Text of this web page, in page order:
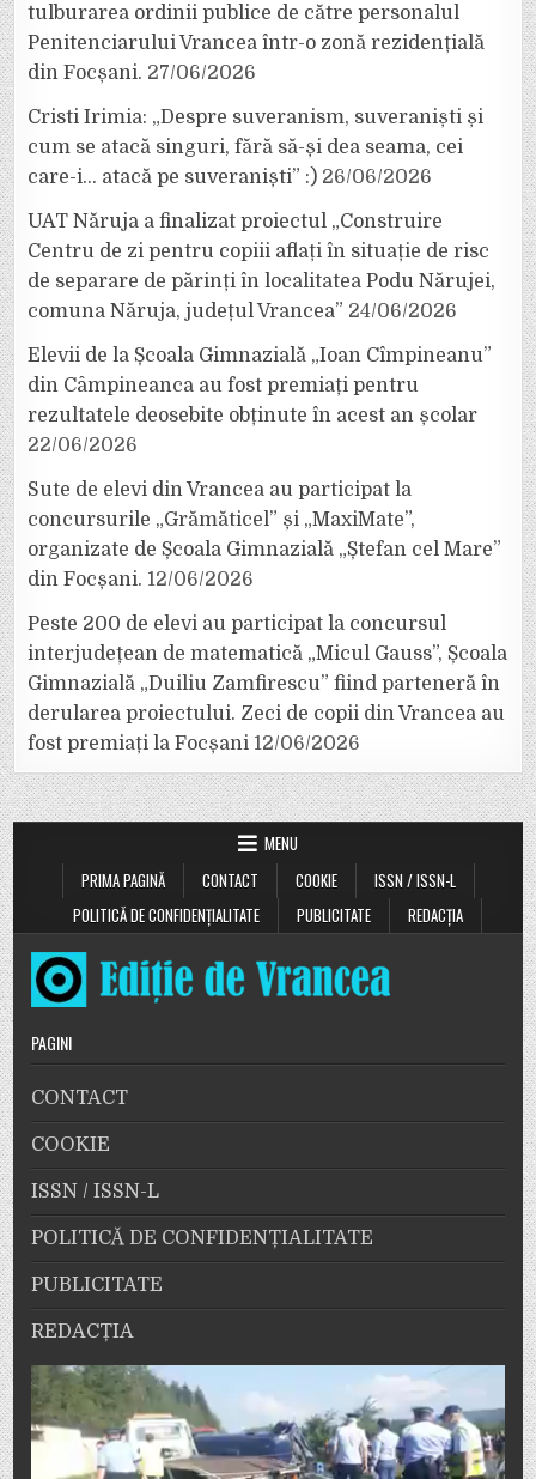
tulburarea ordinii publice de către personalul
Penitenciarului Vrancea într-o zonă rezidențială
din Focșani. 27/06/2026
Cristi Irimia: „Despre suveranism, suveraniști și
cum se atacă singuri, fără să-și dea seama, cei
care-i… atacă pe suveraniști” :) 26/06/2026
UAT Năruja a finalizat proiectul „Construire
Centru de zi pentru copiii aflați în situație de risc
de separare de părinți în localitatea Podu Nărujei,
comuna Năruja, județul Vrancea” 24/06/2026
Elevii de la Școala Gimnazială „Ioan Cîmpineanu”
din Câmpineanca au fost premiați pentru
rezultatele deosebite obținute în acest an școlar
22/06/2026
Sute de elevi din Vrancea au participat la
concursurile „Grămăticel” și „MaxiMate”,
organizate de Școala Gimnazială „Ștefan cel Mare”
din Focșani. 12/06/2026
Peste 200 de elevi au participat la concursul
interjudețean de matematică „Micul Gauss”, Școala
Gimnazială „Duiliu Zamfirescu” fiind parteneră în
derularea proiectului. Zeci de copii din Vrancea au
fost premiați la Focșani 12/06/2026
MENU
PRIMA PAGINĂ
CONTACT COOKIE
ISSN / ISSN-L
POLITICĂ DE CONFIDENȚIALITATE
PUBLICITATE REDACȚIA
PAGINI
CONTACT
COOKIE
ISSN / ISSN-L
POLITICĂ DE CONFIDENȚIALITATE
PUBLICITATE
REDACȚIA